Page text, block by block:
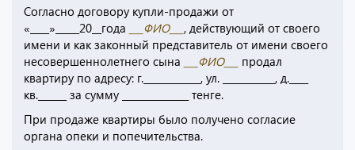
Согласно договору купли-продажи от
«____»_____20__года
___ФИО___ , действующий от своего
имени и как законный представитель от имени своего
несовершеннолетнего сына
___ФИО___ продал
квартиру по адресу: г.____________, ул. ___________, д.____
кв.______ за сумму ______________ тенге.
При продаже квартиры было получено согласие
органа опеки и попечительства.